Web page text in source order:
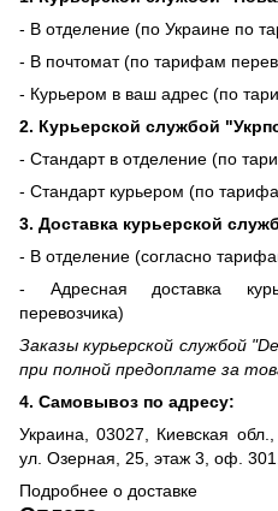
- В отделение (по Украине по
- В почтомат (по тарифам
- Курьером в ваш адрес (по
2. Курьерской службой
- Стандарт в отделение (по
- Стандарт курьером (по
3. Доставка курьерской
- В отделение (согласно
- Адресная доставка
перевозчика)
Заказы курьерской службой
при полной предоплате за
4. Самовывоз по адресу:
Украина, 03027, Киевская
ул. Озерная, 25, этаж 3, оф. 301.
Подробнее о доставке